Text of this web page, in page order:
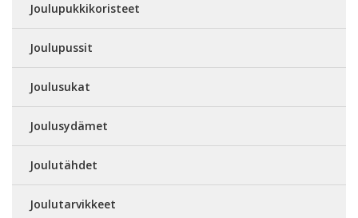
Joulupukkikoristeet
Joulupussit
Joulusukat
Joulusydämet
Joulutähdet
Joulutarvikkeet